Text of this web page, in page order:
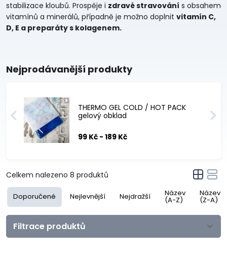
stabilizace kloubů. Prospěje i zdravé stravování s obsahem
vitamínů a minerálů, případně je možno doplnit vitamín C,
D, E a preparáty s kolagenem.
Nejprodávanější produkty
THERMO GEL COLD / HOT PACK
gelový obklad
99 Kč - 189 Kč
Celkem nalezeno 8 produktů
Doporučené Nejlevnější Nejdražší Název
(A-Z)
Název
(Z-A)
Filtrace produktů